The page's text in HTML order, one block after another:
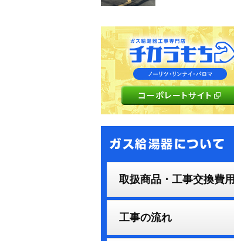
取扱商品・工事交換費用
工事の流れ